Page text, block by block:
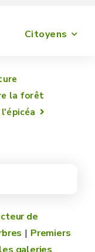
Citoyens
la forêt
de
Premiers